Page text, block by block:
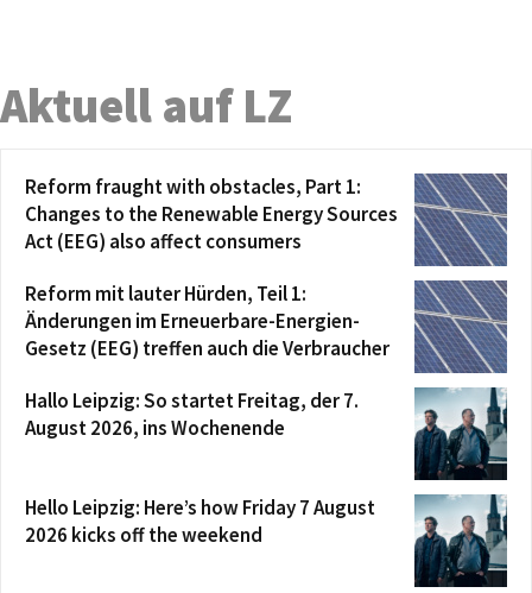
Aktuell auf LZ
Reform fraught with obstacles, Part 1:
Changes to the Renewable Energy Sources
Act (EEG) also affect consumers
Reform mit lauter Hürden, Teil 1:
Änderungen im Erneuerbare-Energien-
Gesetz (EEG) treffen auch die Verbraucher
Hallo Leipzig: So startet Freitag, der 7.
August 2026, ins Wochenende
Hello Leipzig: Here’s how Friday 7 August
2026 kicks off the weekend